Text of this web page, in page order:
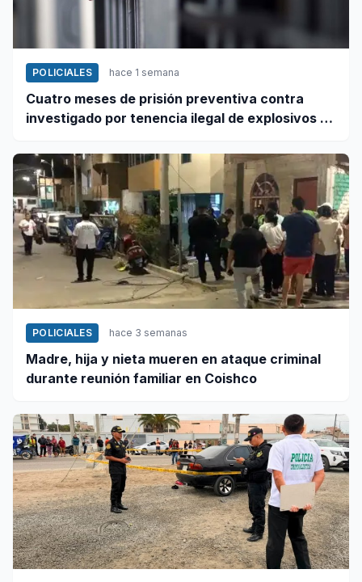
POLICIALES hace 1 semana
Cuatro meses de prisión preventiva contra
investigado por tenencia ilegal de explosivos en
POLICIALES hace 3 semanas
Madre, hija y nieta mueren en ataque criminal
durante reunión familiar en Coishco